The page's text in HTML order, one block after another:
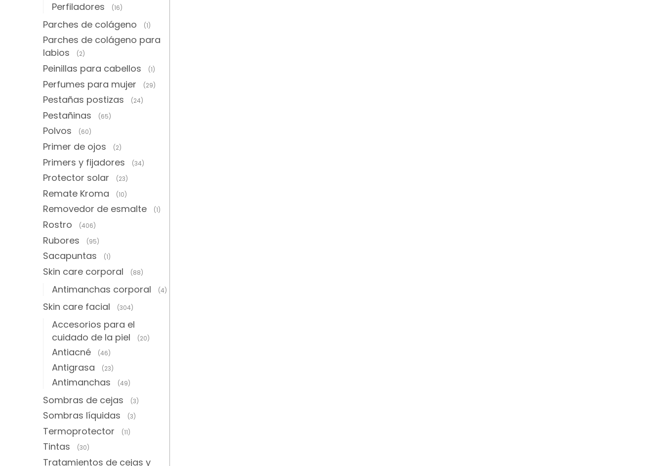
Perfiladores (16)
Parches de colágeno (1)
Parches de colágeno para
labios
(2)
Peinillas para cabellos (1)
Perfumes para mujer (29)
Pestañas postizas (24)
Pestañinas (65)
Polvos (60)
Primer de ojos (2)
Primers y fijadores (34)
Protector solar (23)
Remate Kroma (10)
Removedor de esmalte (1)
Rostro (406)
Rubores (95)
Sacapuntas (1)
Skin care corporal (88)
Antimanchas corporal (4)
Skin care facial (304)
Accesorios para el
cuidado de la piel
(20)
Antiacné (46)
Antigrasa (23)
Antimanchas (49)
Sombras de cejas (3)
Sombras líquidas (3)
Termoprotector (11)
Tintas (30)
Tratamientos de cejas y